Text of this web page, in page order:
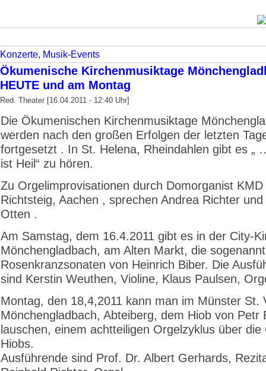
Konzerte, Musik-Events
Ökumenische Kirchenmusiktage
HEUTE und am Montag
Red. Theater [16.04.2011 - 12:40 Uhr]
Die Ökumenischen Kirchenmusiktage
werden nach den großen Erfolgen der letzten
fortgesetzt . In St. Helena, Rheindahlen gibt es „
ist Heil“ zu hören.
Zu Orgelimprovisationen durch Domorganist
Richtsteig, Aachen , sprechen Andrea Richter
Otten .
Am Samstag, dem 16.4.2011 gibt es in der City-
Mönchengladbach, am Alten Markt, die
Rosenkranzsonaten von Heinrich Biber. Die
sind Kerstin Weuthen, Violine, Klaus Paulsen,
Montag, den 18,4,2011 kann man im Münster St.
Mönchengladbach, Abteiberg, dem Hiob von Petr
lauschen, einem achtteiligen Orgelzyklus über die
Hiobs.
Ausführende sind Prof. Dr. Albert Gerhards,